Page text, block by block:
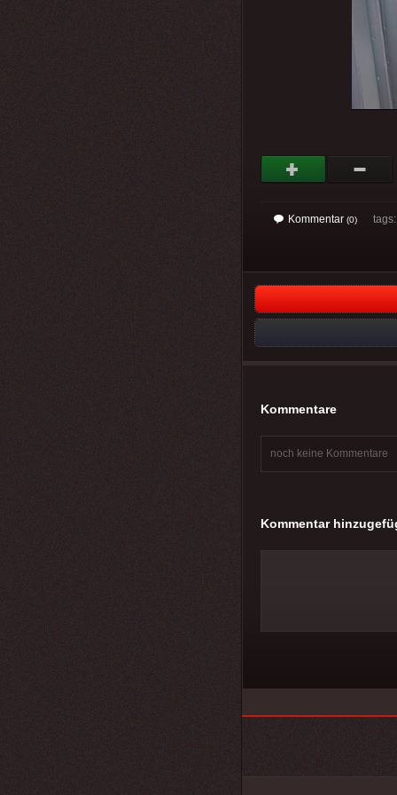
Kommentar (0)
Kommentare
noch keine Kommentare
Kommentar